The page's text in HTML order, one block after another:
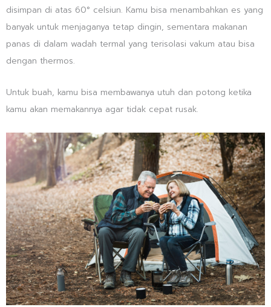
disimpan di atas 60° celsiun. Kamu bisa menambahkan es yang
banyak untuk menjaganya tetap dingin, sementara makanan
panas di dalam wadah termal yang terisolasi vakum atau bisa
dengan thermos.
Untuk buah, kamu bisa membawanya utuh dan potong ketika
kamu akan memakannya agar tidak cepat rusak.